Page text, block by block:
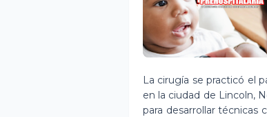
La cirugía se practicó el
en la ciudad de Lincoln,
para desarrollar técnicas